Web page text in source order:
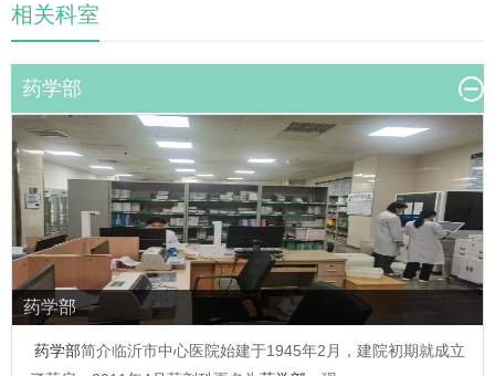
相关科室
药学部
药学部
药学部简介临沂市中心医院始建于1945年2月，建院初期就成立